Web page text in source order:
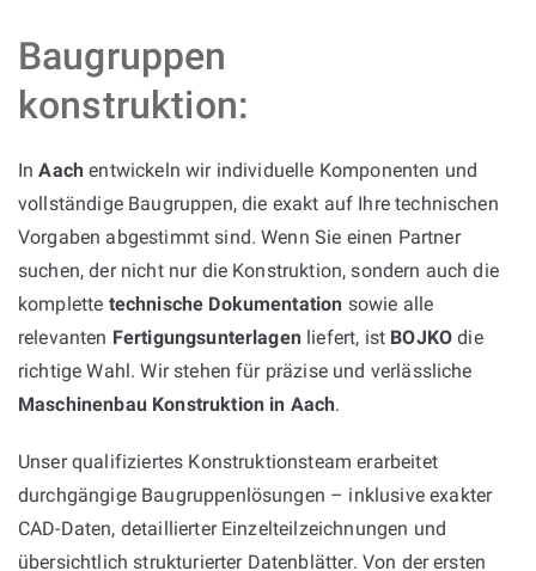
Baugruppen
konstruktion:
InAach entwickeln wir individuelle Komponenten und
vollständige Baugruppen, die exakt auf Ihre technischen
Vorgaben abgestimmt sind. Wenn Sie einen Partner
suchen, der nicht nur die Konstruktion, sondern auch die
komplette technische Dokumentation sowie alle
relevanten Fertigungsunterlagenliefert, ist BOJKO die
richtige Wahl. Wir stehen für präzise und verlässliche
Maschinenbau Konstruktion in Aach.
Unser qualifiziertes Konstruktionsteam erarbeitet
durchgängige Baugruppenlösungen – inklusive exakter
CAD-Daten, detaillierter Einzelteilzeichnungen und
übersichtlich strukturierter Datenblätter. Von der ersten